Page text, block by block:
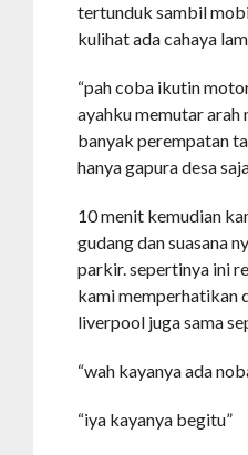
tertunduk sambil
kulihat ada cahaya
“pah coba ikutin
ayahku memutar
banyak perempatan
hanya gapura desa
10 menit kemudian
gudang dan suasana
parkir. sepertinya ini
kami memperhatikan
liverpool juga sama
“wah kayanya ada
“iya kayanya begitu”